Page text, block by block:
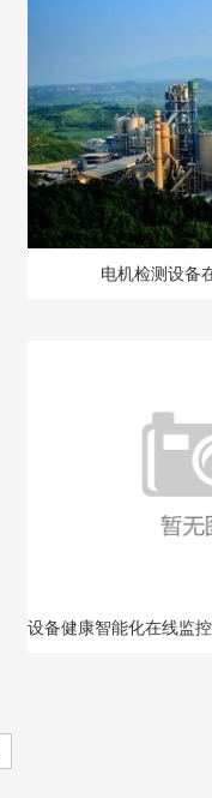
电机检测设备
设备健康智能化在线监